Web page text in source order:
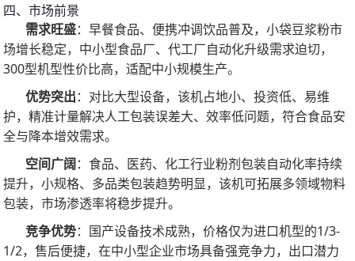
四、市场前景
需求旺盛：早餐食品、便携冲调饮品普及，小袋豆浆粉市
场增长稳定，中小型食品厂、代工厂自动化升级需求迫切，
300型机型性价比高，适配中小规模生产。
优势突出：对比大型设备，该机占地小、投资低、易维
护，精准计量解决人工包装误差大、效率低问题，符合食品安
全与降本增效需求。
空间广阔：食品、医药、化工行业粉剂包装自动化率持续
提升，小规格、多品类包装趋势明显，该机可拓展多领域物料
包装，市场渗透率将稳步提升。
竞争优势：国产设备技术成熟，价格仅为进口机型的1/3-
1/2，售后便捷，在中小型企业市场具备强竞争力，出口潜力